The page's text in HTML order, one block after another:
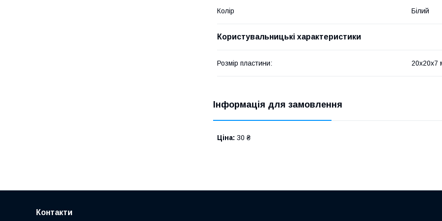
Колір Білий
Користувальницькі характеристики
Розмір пластини: 20х20х7
Інформація для замовлення
Ціна: 30 ₴
Контакти